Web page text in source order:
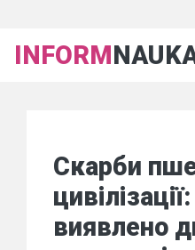
INFORM
Скарби
виявлено